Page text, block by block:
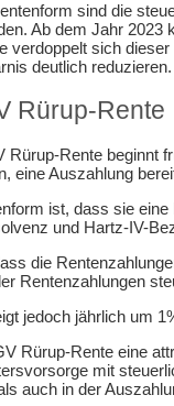
sind die
Ab dem Jahr
verdoppelt sich
deutlich reduzieren.
Rürup-Rente
Rürup-Rente beginnt
eine Auszahlung
ist, dass sie
und Hartz-IV-
die
Rentenzahlungen
jedoch jährlich um
Rürup-Rente eine
mit
auch in der